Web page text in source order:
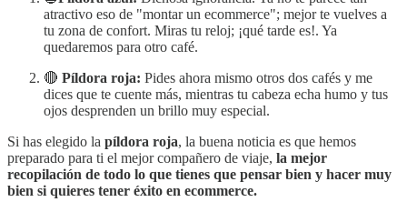
atractivo eso de "montar un ecommerce"; mejor te vuelves a
tu zona de confort. Miras tu reloj; ¡qué tarde es!. Ya
quedaremos para otro café.
🔴 Píldora roja: Pides ahora mismo otros dos cafés y me
dices que te cuente más, mientras tu cabeza echa humo y tus
ojos desprenden un brillo muy especial.
Si has elegido la píldora roja, la buena noticia es que hemos
preparado para ti el mejor compañero de viaje, la mejor
recopilación de todo lo que tienes que pensar bien y hacer muy
bien si quieres tener éxito en ecommerce.